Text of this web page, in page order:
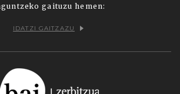
gaituzu hemen:
IDATZI GAITZAZU